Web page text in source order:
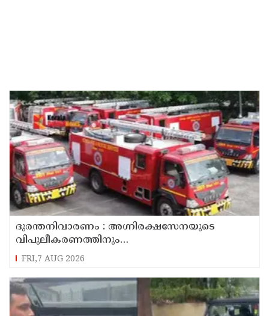
ദുരന്തനിവാരണം : അഗ്നിരക്ഷസേനയുടെ
വിപുലീകരണത്തിനും
ആധുനികവത്കരണത്തിനുമായി 64.21 കോടി
രൂപ കൂടി അനുവദിച്ചു
FRI,7 AUG 2026